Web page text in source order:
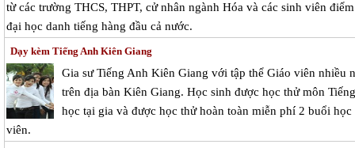
từ các trường THCS, THPT, cử nhân ngành Hóa và các sinh viên
đại học danh tiếng hàng đầu cả nước.
Dạy kèm Tiếng Anh Kiên Giang
Gia sư Tiếng Anh Kiên Giang với tập thể Giáo viên nhiều
trên địa bàn Kiên Giang. Học sinh được học thử môn
học tại gia và được học thử hoàn toàn miễn phí 2 buổi
viên.